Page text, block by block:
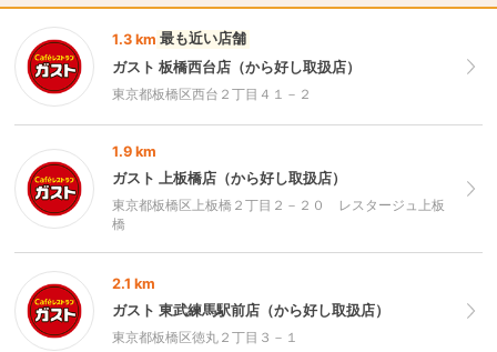
1.3 km 最も近い店舗
ガスト 板橋西台店（から好し取扱店）
東京都板橋区西台２丁目４１－２
1.9 km
ガスト 上板橋店（から好し取扱店）
東京都板橋区上板橋２丁目２－２０ レスタージュ上板
橋
2.1 km
ガスト 東武練馬駅前店（から好し取扱店）
東京都板橋区徳丸２丁目３－１